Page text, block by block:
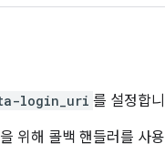
login_uri 를 설정합
위해 콜백 핸들러를 사